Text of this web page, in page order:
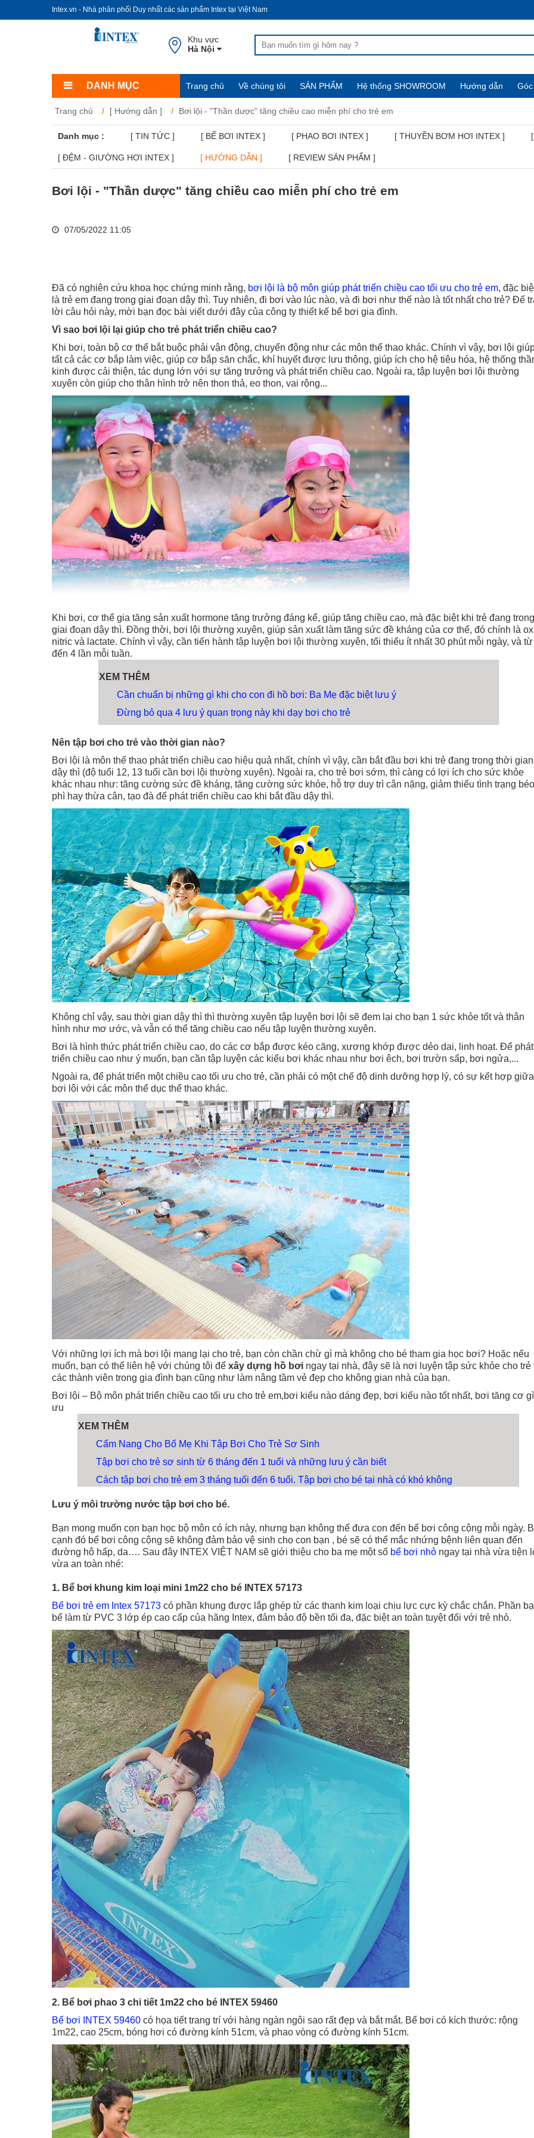
Intex.vn - Nhà phân phối Duy nhất các sản phẩm Intex tại Việt Nam
Khu vực
Hà Nội
DANH MỤC Trang chủ Về chúng tôi SẢN PHẨM Hệ thống SHOWROOM Hướng dẫn
Trang chủ [ Hướng dẫn ] Bơi lội - "Thần dược" tăng chiều cao miễn phí cho trẻ em
Danh mục : [ TIN TỨC ] [ BỂ BƠI INTEX ] [ PHAO BƠI INTEX ] [ THUYỀN BƠM HƠI INTEX ]
[ ĐỆM - GIƯỜNG HƠI INTEX ] [ HƯỚNG DẪN ] [ REVIEW SẢN PHẨM ]
Bơi lội - "Thần dược" tăng chiều cao miễn phí cho trẻ em
07/05/2022 11:05
Đã có nghiên cứu khoa học chứng minh rằng, bơi lội là bộ môn giúp phát triển chiều cao tối ưu cho trẻ em, đặc
là trẻ em đang trong giai đoạn dậy thì. Tuy nhiên, đi bơi vào lúc nào, và đi bơi như thế nào là tốt nhất cho trẻ? Để
lời câu hỏi này, mời bạn đọc bài viết dưới đây của công ty thiết kế bể bơi gia đình.
Vì sao bơi lội lại giúp cho trẻ phát triển chiều cao?
Khi bơi, toàn bộ cơ thể bắt buộc phải vận động, chuyển động như các môn thể thao khác. Chính vì vậy, bơi lội
tất cả các cơ bắp làm việc, giúp cơ bắp săn chắc, khí huyết được lưu thông, giúp ích cho hệ tiêu hóa, hệ thống
kinh được cải thiện, tác dụng lớn với sự tăng trưởng và phát triển chiều cao. Ngoài ra, tập luyện bơi lội thường
xuyên còn giúp cho thân hình trở nên thon thả, eo thon, vai rộng...
Khi bơi, cơ thể gia tăng sản xuất hormone tăng trưởng đáng kể, giúp tăng chiều cao, mà đặc biệt khi trẻ đang trong
giai đoạn dậy thì. Đồng thời, bơi lội thường xuyên, giúp sản xuất làm tăng sức đề kháng của cơ thể, đó chính là
nitric và lactate. Chính vì vậy, cần tiến hành tập luyện bơi lội thường xuyên, tối thiểu ít nhất 30 phút mỗi ngày, và
đến 4 lần mỗi tuần.
XEM THÊM
Cần chuẩn bị những gì khi cho con đi hồ bơi: Ba Mẹ đặc biệt lưu ý
Đừng bỏ qua 4 lưu ý quan trọng này khi dạy bơi cho trẻ
Nên tập bơi cho trẻ vào thời gian nào?
Bơi lội là môn thể thao phát triển chiều cao hiệu quả nhất, chính vì vậy, cần bắt đầu bơi khi trẻ đang trong thời gian
dậy thì (độ tuổi 12, 13 tuổi cần bơi lội thường xuyên). Ngoài ra, cho trẻ bơi sớm, thì càng có lợi ích cho sức khỏe
khác nhau như: tăng cường sức đề kháng, tăng cường sức khỏe, hỗ trợ duy trì cân nặng, giảm thiểu tình trạng béo
phì hay thừa cân, tạo đà để phát triển chiều cao khi bắt đầu dậy thì.
Không chỉ vậy, sau thời gian dậy thì thì thường xuyên tập luyện bơi lội sẽ đem lại cho bạn 1 sức khỏe tốt và thân
hình như mơ ước, và vẫn có thể tăng chiều cao nếu tập luyện thường xuyên.
Bơi là hình thức phát triển chiều cao, do các cơ bắp được kéo căng, xương khớp được dẻo dai, linh hoạt. Để phát
triển chiều cao như ý muốn, bạn cần tập luyện các kiểu bơi khác nhau như bơi êch, bơi trườn sấp, bơi ngửa,...
Ngoài ra, để phát triển một chiều cao tối ưu cho trẻ, cần phải có một chế độ dinh dưỡng hợp lý, có sự kết hợp giữa
bơi lội với các môn thể dục thể thao khác.
Với những lợi ích mà bơi lội mang lại cho trẻ, bạn còn chần chừ gì mà không cho bé tham gia học bơi? Hoặc nếu
muốn, bạn có thể liên hệ với chúng tôi để xây dựng hồ bơi ngay tại nhà, đây sẽ là nơi luyện tập sức khỏe cho trẻ
các thành viên trong gia đình bạn cũng như làm nâng tầm vẻ đẹp cho không gian nhà của bạn.
Bơi lội – Bộ môn phát triển chiều cao tối ưu cho trẻ em,bơi kiểu nào dáng đẹp, bơi kiểu nào tốt nhất, bơi tăng cơ
ưu
XEM THÊM
Cẩm Nang Cho Bố Mẹ Khi Tập Bơi Cho Trẻ Sơ Sinh
Tập bơi cho trẻ sơ sinh từ 6 tháng đến 1 tuổi và những lưu ý cần biết
Cách tập bơi cho trẻ em 3 tháng tuổi đến 6 tuổi. Tập bơi cho bé tại nhà có khó không
Lưu ý môi trường nước tập bơi cho bé.
Bạn mong muốn con bạn học bộ môn có ích này, nhưng bạn không thể đưa con đến bể bơi công cộng mỗi ngày.
cạnh đó bể bơi công cộng sẽ không đảm bảo vệ sinh cho con bạn , bé sẽ có thể mắc nhứng bệnh liên quan đến
đường hô hấp, da…. Sau đây INTEX VIỆT NAM sẽ giới thiệu cho ba mẹ một số bể bơi nhỏ ngay tại nhà vừa tiện
vừa an toàn nhé:
1. Bể bơi khung kim loại mini 1m22 cho bé INTEX 57173
Bể bơi trẻ em Intex 57173 có phần khung được lắp ghép từ các thanh kim loại chịu lực cực kỳ chắc chắn. Phần
bể làm từ PVC 3 lớp ép cao cấp của hãng Intex, đảm bảo độ bền tối đa, đặc biệt an toàn tuyệt đối với trẻ nhỏ.
2. Bể bơi phao 3 chi tiết 1m22 cho bé INTEX 59460
Bể bơi INTEX 59460 có họa tiết trang trí với hàng ngàn ngôi sao rất đẹp và bắt mắt. Bể bơi có kích thước: rộng
1m22, cao 25cm, bóng hơi có đường kính 51cm, và phao vòng có đường kính 51cm.